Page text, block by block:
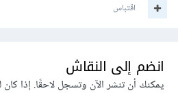
اقتباس
انضم إلى النقاش
يمكنك أن تنشر الآن وتسجل لاحقًا. إذا